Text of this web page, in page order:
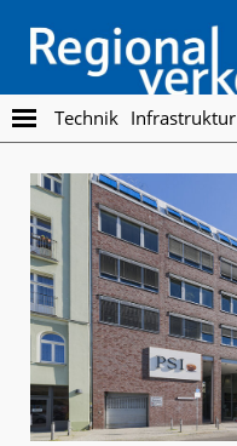
main
content
footer
Regionalverkehr
Die
Fachzeitschrift
den
Öffentlichen
Personennahverkehr
Technik Infrastruktur